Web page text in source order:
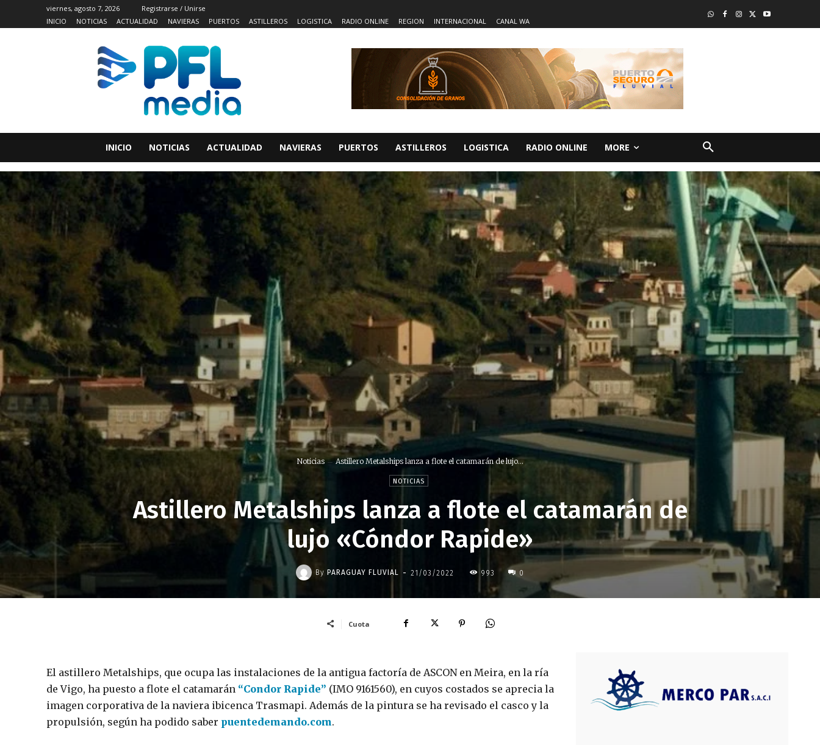
viernes, agosto 7, 2026
Registrarse / Unirse
INICIO
NOTICIAS ACTUALIDAD NAVIERAS PUERTOS ASTILLEROS LOGISTICA RADIO ONLINE REGION INTERNACIONAL CANAL WA
INICIO NOTICIAS ACTUALIDAD NAVIERAS PUERTOS ASTILLEROS LOGISTICA RADIO ONLINE MORE
Noticias Astillero Metalships lanza a flote el catamarán de lujo...
NOTICIAS
Astillero Metalships lanza a flote el catamarán de
lujo «Cóndor Rapide»
By PARAGUAY FLUVIAL - 21/03/2022 993 0
Cuota
El astillero Metalships, que ocupa las instalaciones de la antigua factoría de ASCON en Meira, en la ría
de Vigo, ha puesto a flote el catamarán “Condor Rapide” (IMO 9161560), en cuyos costados se aprecia la
imagen corporativa de la naviera ibicenca Trasmapi. Además de la pintura se ha revisado el casco y la
propulsión, según ha podido saber puentedemando.com.